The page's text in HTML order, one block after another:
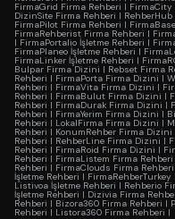
FirmaGrid Firma Rehberi |
DizinSite Firma Rehberi |
FirmaPilot Firma Rehberi |
FirmaRehberist Firma Rehberi |
| FirmaPortalio İşletme Rehberi |
FirmaPlaneo İşletme Rehberi |
FirmaLinker İşletme Rehberi |
Bulpar Firma Dizini | Rebset Firma
Rehberi | FirmaPorta Firma Dizini |
Rehberi | FirmaVita Firma Dizini |
Rehberi | FirmaBulut Firma Dizini |
Rehberi | FirmaDurak Firma Dizini |
Rehberi | FirmaYerim Firma Dizini |
Rehberi | LokalFirma Firma Dizini |
Rehberi | KonumRehber Firma Dizini
Rehberi | RehberLine Firma Dizini |
Rehberi | FirmaRoid Firma Dizini |
Rehberi | FirmaListem Firma Rehberi
Rehberi | FirmaClouds Firma Rehberi
İşletme Rehberi | FirmaRehberTurkey
Listivoa İşletme Rehberi | Rehberio
İşletme Rehberi | Dizivia Firma
Rehberi | Bizora360 Firma Rehberi |
Rehberi | Listora360 Firma Rehberi |